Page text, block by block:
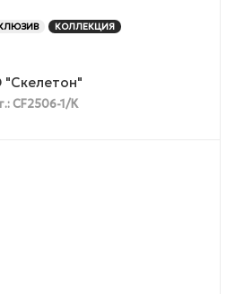
КОЛЛЕКЦИЯ
"Скелетон"
CF2506-1/К